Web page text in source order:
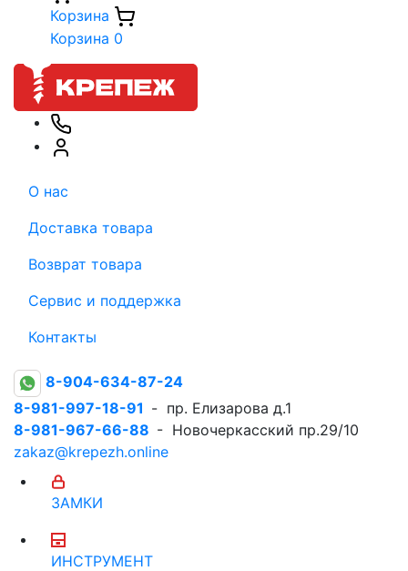
Корзина
Корзина 0
О нас
Доставка товара
Возврат товара
Сервис и поддержка
Контакты
8-904-634-87-24
8-981-997-18-91 - пр. Елизарова д.1
8-981-967-66-88 - Новочеркасский пр.29/10
zakaz@krepezh.online
ЗАМКИ
ИНСТРУМЕНТ